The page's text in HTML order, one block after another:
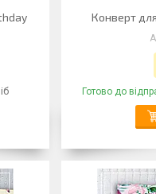
Конверт
Готово до